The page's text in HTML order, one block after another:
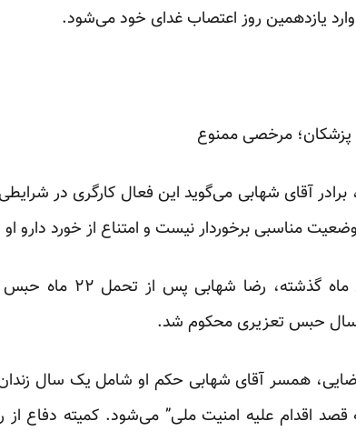
وارد یازدهمین روز اعتصاب غدای خود می‌شود.
پزشکان؛ مرخصی ممنوع
آقای شهابی می‌گوید این فعال کارگری در
مناسبی برخوردار نیست و امتناع از خورد دارو
رضایی، همسر آقای شهابی حکم او شامل یک سال
قصد اقدام علیه امنیت ملی” می‌شود. کمیته دفاع